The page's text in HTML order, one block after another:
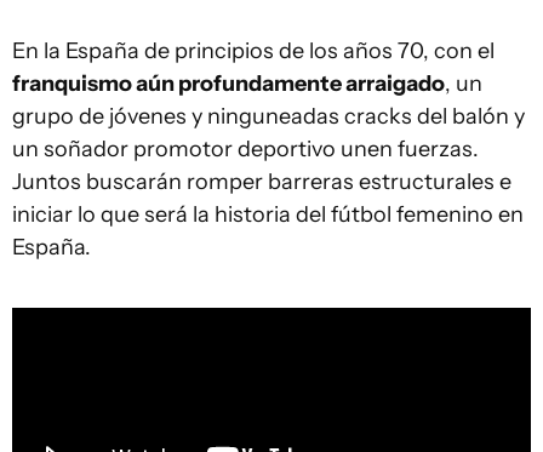
En la España de principios de los años 70, con el
franquismo aún profundamente arraigado, un
grupo de jóvenes y ninguneadas cracks del balón y
un soñador promotor deportivo unen fuerzas.
Juntos buscarán romper barreras estructurales e
iniciar lo que será la historia del fútbol femenino en
España.